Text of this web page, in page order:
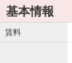
基本情報
賃料